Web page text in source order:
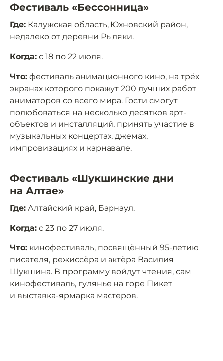
Фестиваль «Бессонница»
Где: Калужская область, Юхновский район,
недалеко от деревни Рыляки.
Когда: с 18 по 22 июля.
Что: фестиваль анимационного кино, на трёх
экранах которого покажут 200 лучших работ
аниматоров со всего мира. Гости смогут
полюбоваться на несколько десятков арт-
объектов и инсталляций, принять участие в
музыкальных концертах, джемах,
импровизациях и карнавале.
Фестиваль «Шукшинские дни
на Алтае»
Где: Алтайский край, Барнаул.
Когда: с 23 по 27 июля.
Что: кинофестиваль, посвящённый 95-летию
писателя, режиссёра и актёра Василия
Шукшина. В программу войдут чтения, сам
кинофестиваль, гулянье на горе Пикет
и выставка-ярмарка мастеров.